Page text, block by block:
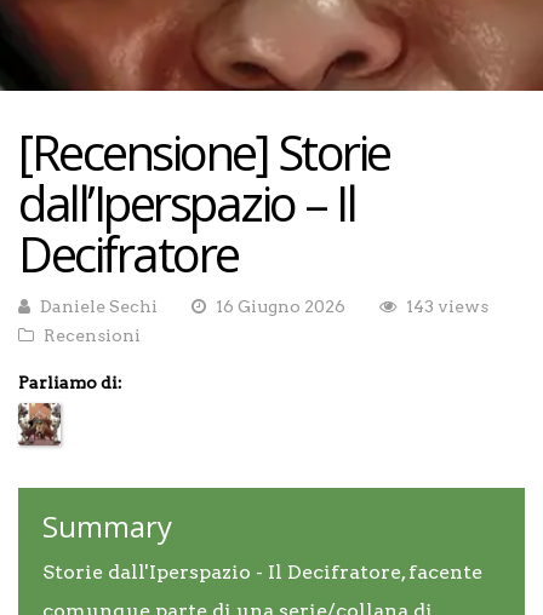
[Recensione] Storie
dall’Iperspazio – Il
Decifratore
Daniele Sechi 16 Giugno 2026
143 views
Recensioni
Parliamo di:
Summary
Storie dall'Iperspazio - Il Decifratore, facente